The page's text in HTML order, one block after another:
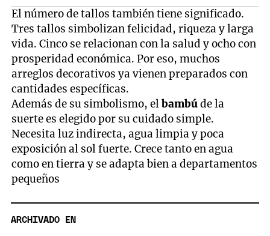
El número de tallos también tiene significado.
Tres tallos simbolizan felicidad, riqueza y larga
vida. Cinco se relacionan con la salud y ocho con
prosperidad económica. Por eso, muchos
arreglos decorativos ya vienen preparados con
cantidades específicas.
Además de su simbolismo, elbambúde la
suerte es elegido por su cuidado simple.
Necesita luz indirecta, agua limpia y poca
exposición al sol fuerte. Crece tanto en agua
como en tierra y se adapta bien a departamentos
pequeños
ARCHIVADO EN